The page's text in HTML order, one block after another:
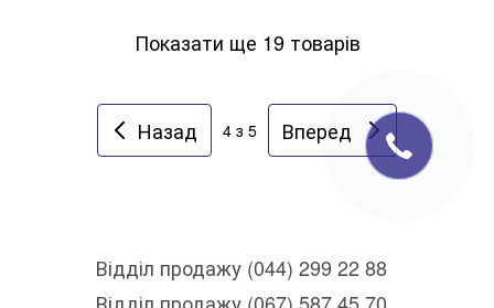
Показати ще 19 товарів
Назад 4 з 5 Вперед
Відділ продажу (044) 299 22 88